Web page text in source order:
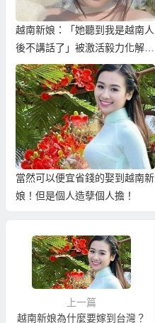
越南新娘：「她聽到我是越南人
後不講話了」被激活毅力化解外
籍歧視！
當然可以便宜省錢的娶到越南新
娘！但是個人造孽個人擔！
上一篇
越南新娘為什麼要嫁到台灣？